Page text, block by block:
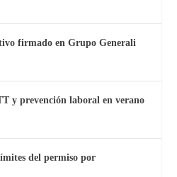
firmado en Grupo Generali
y prevención laboral en verano
del permiso por